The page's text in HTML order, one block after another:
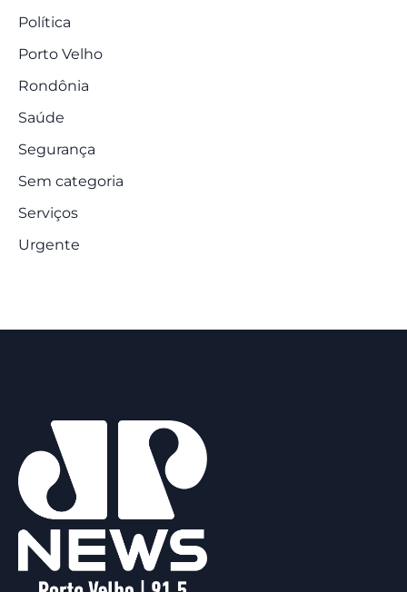
Política
Porto Velho
Rondônia
Saúde
Segurança
Sem categoria
Serviços
Urgente